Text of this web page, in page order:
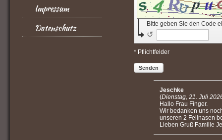
Impressum
Datenschutz
Bitte geben Sie den Code
↺
* Pflichtfelder
Senden
Jeschke
(Dienstag, 21. Juli
Hallo Frau Finger.
Wir bedanken uns
unseren 2 Fellnasen
Lieben Gruß Familie